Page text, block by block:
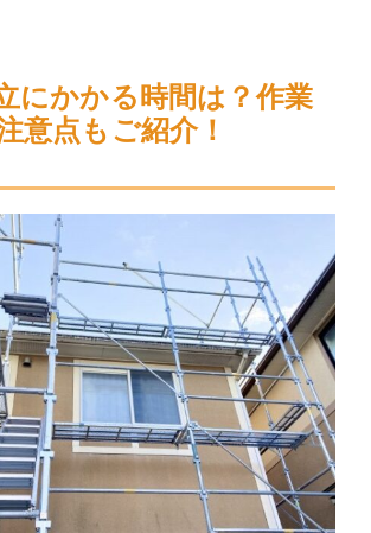
にかかる時間は？作業
意点もご紹介！